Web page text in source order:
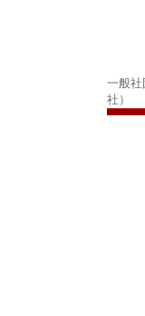
一般
社）